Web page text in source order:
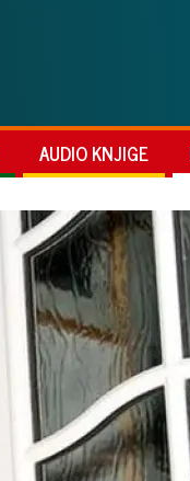
AUDIO KNJIGE